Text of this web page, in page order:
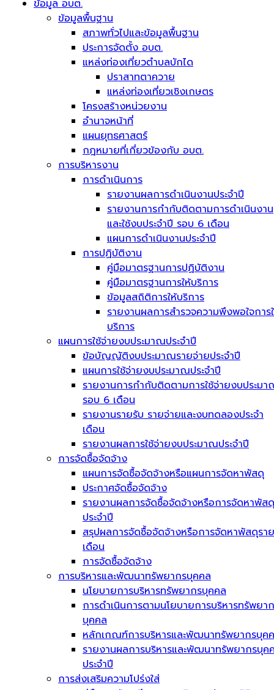
ข้อมูล อบต.
ข้อมูลพื้นฐาน
สภาพทั่วไปและข้อมูลพื้นฐาน
ประการจัดตั้ง อบต.
แหล่งท่องเที่ยวตำบลบักได
ปราสาทตาควาย
แหล่งท่องเที่ยวเชิงเกษตร
โครงสร้างหน่วยงาน
อำนาจหน้าที่
แผนยุทธศาสตร์
กฎหมายที่เกี่ยวข้องกับ อบต.
การบริหารงาน
การดำเนินการ
รายงานผลการดำเนินงานประจำปี
รายงานการกำกับติดตามการดำเนินงาน
และใช้งบประจำปี รอบ 6 เดือน
แผนการดำเนินงานประจำปี
การปฏิบัติงาน
คู่มือมาตรฐานการปฏิบัติงาน
คู่มือมาตรฐานการให้บริการ
ข้อมูลสถิติการให้บริการ
รายงานผลการสำรวจความพึงพอใจการ
บริการ
แผนการใช้จ่ายงบประมาณประจำปี
ข้อบัญญัติงบประมาณรายจ่ายประจำปี
แผนการใช้จ่ายงบประมาณประจำปี
รายงานการกำกับติดตามการใช้จ่ายงบประม
รอบ 6 เดือน
รายงานรายรับ รายจ่ายและงบทดลองประจำ
เดือน
รายงานผลการใช้จ่ายงบประมาณประจำปี
การจัดซื้อจัดจ้าง
แผนการจัดซื้อจัดจ้างหรือแผนการจัดหาพัสดุ
ประกาศจัดซื้อจัดจ้าง
รายงานผลการจัดซื้อจัดจ้างหรือการจัดหาพัสดุ
ประจำปี
สรุปผลการจัดซื้อจัดจ้างหรือการจัดหาพัสดุราย
เดือน
การจัดซื้อจัดจ้าง
การบริหารและพัฒนาทรัพยากรบุคคล
นโยบายการบริหารทรัพยากรบุคคล
การดำเนินการตามนโยบายการบริหารทรัพยา
บุคคล
หลักเกณฑ์การบริหารและพัฒนาทรัพยากรบุค
รายงานผลการบริหารและพัฒนาทรัพยากรบุค
ประจำปี
การส่งเสริมความโปร่งใส่